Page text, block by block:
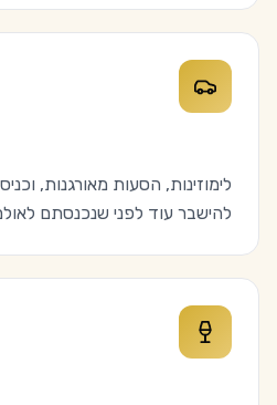
לימוזינות, הסעות מאורגנות,
להישבר עוד לפני שנכנסתם